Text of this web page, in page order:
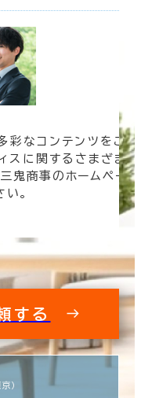
彩なコンテンツをご
スに関するさまざま
鬼商事のホームペー
。
する
）